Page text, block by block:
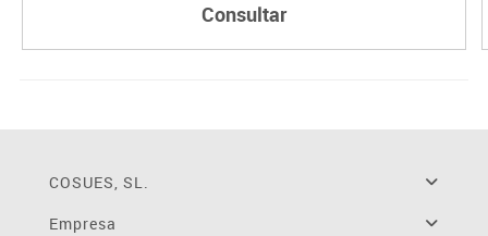
Consultar
COSUES, SL.
Empresa